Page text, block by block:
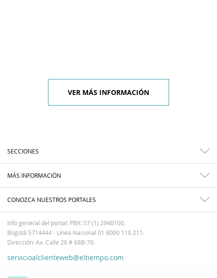
VER MÁS INFORMACIÓN
SECCIONES
MÁS INFORMACIÓN
CONOZCA NUESTROS PORTALES
Info general del portal: PBX: 57 (1) 2940100.
Bogotá 5714444 - Línea Nacional 01 8000 110 211.
Dirección: Av. Calle 26 # 68B-70.
servicioalclienteweb@eltiempo.com